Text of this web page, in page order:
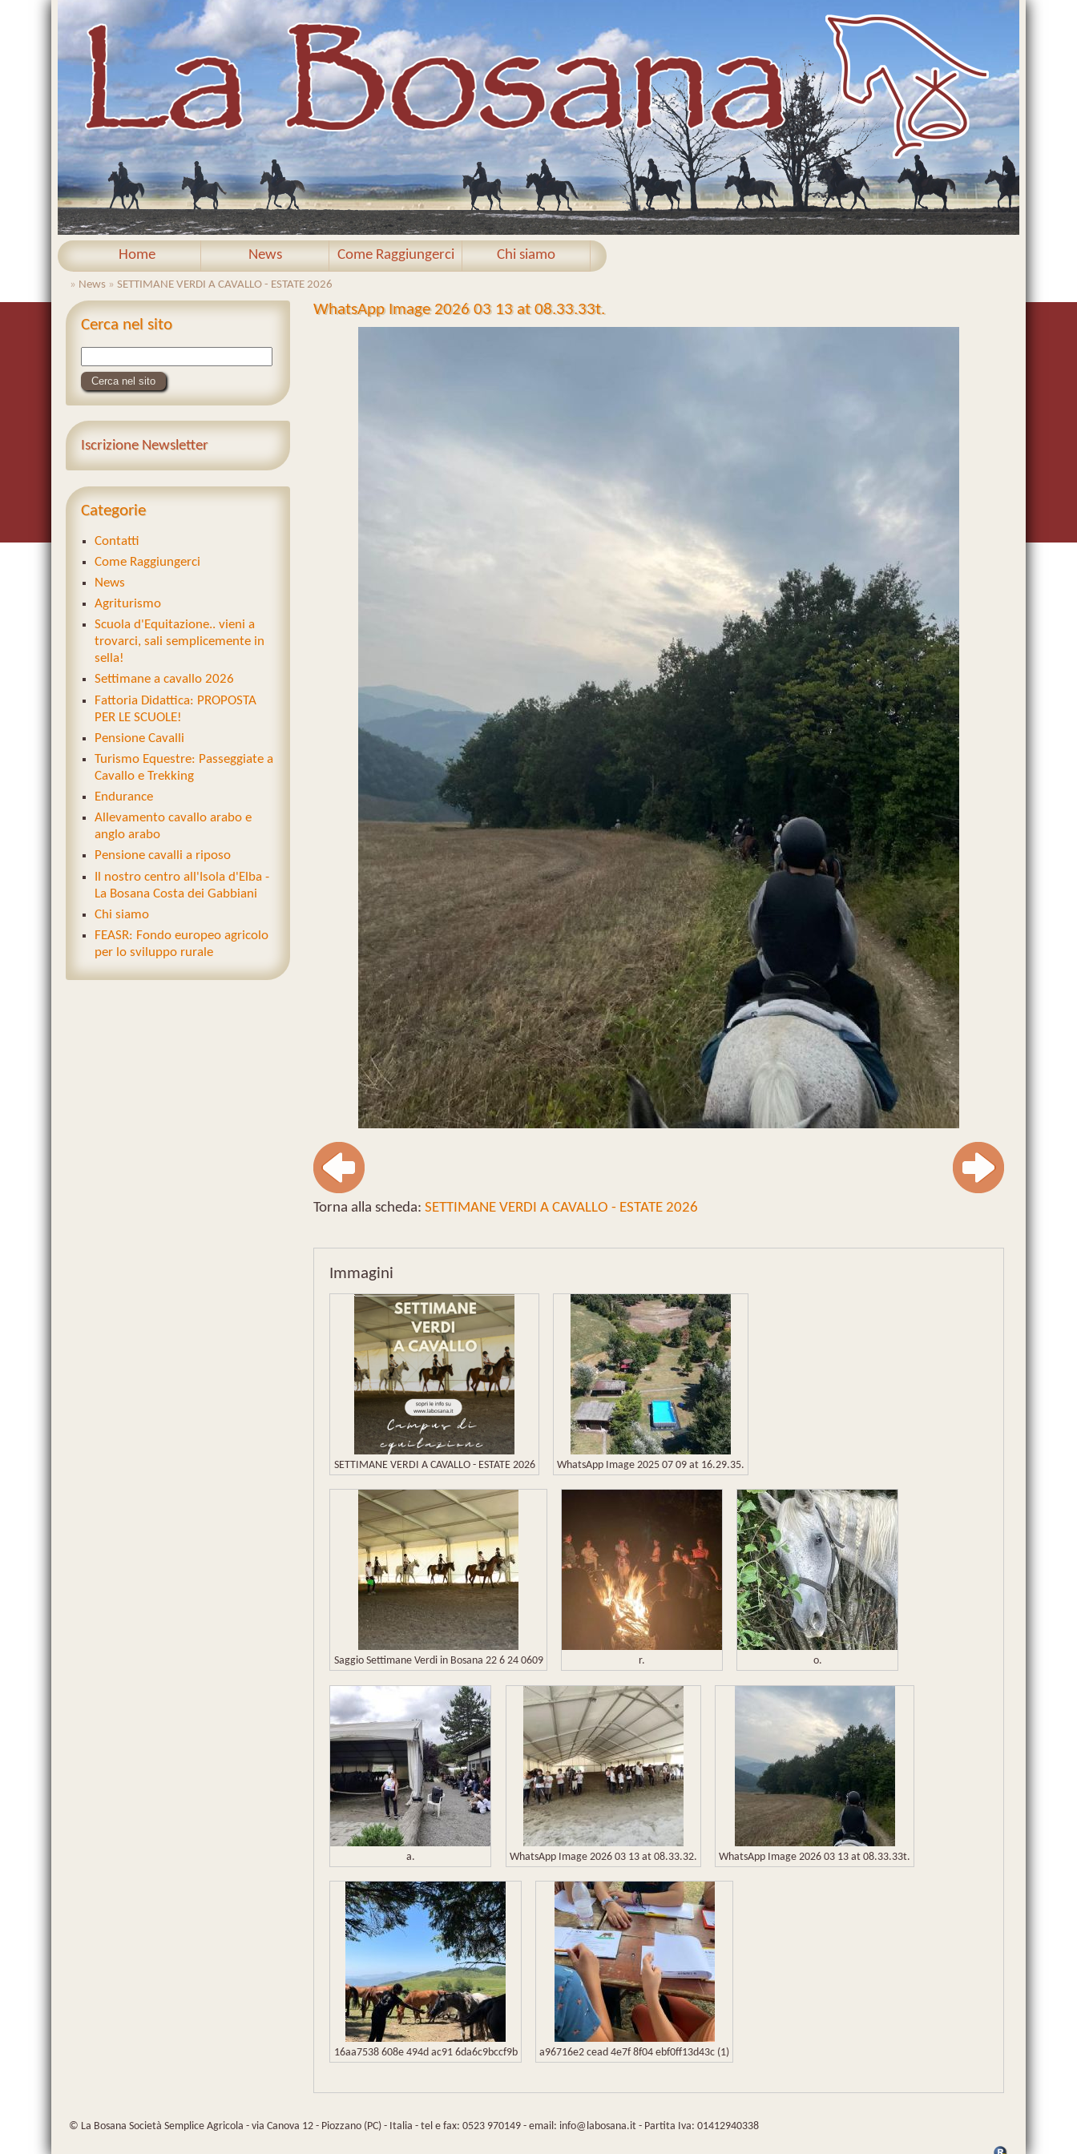
Home News Come Raggiungerci Chi siamo
» News »SETTIMANE VERDI A CAVALLO - ESTATE 2026
WhatsApp Image 2026 03 13 at 08.33.33t.
Torna alla scheda:SETTIMANE VERDI A CAVALLO - ESTATE 2026
Immagini
SETTIMANE VERDI A CAVALLO - ESTATE 2026 WhatsApp Image 2025 07 09 at 16.29.35.
Saggio Settimane Verdi in Bosana 22 6 24 0609 r. o.
a. WhatsApp Image 2026 03 13 at 08.33.32. WhatsApp Image 2026 03 13 at 08.33.33t.
16aa7538 608e 494d ac91 6da6c9bccf9b a96716e2 cead 4e7f 8f04 ebf0ff13d43c (1)
Cerca nel sito
Iscrizione Newsletter
Categorie
Contatti
Come Raggiungerci
News
Agriturismo
Scuola d'Equitazione.. vieni a
trovarci, sali semplicemente in
sella!
Settimane a cavallo 2026
Fattoria Didattica: PROPOSTA
PER LE SCUOLE!
Pensione Cavalli
Turismo Equestre: Passeggiate a
Cavallo e Trekking
Endurance
Allevamento cavallo arabo e
anglo arabo
Pensione cavalli a riposo
Il nostro centro all'Isola d'Elba -
La Bosana Costa dei Gabbiani
Chi siamo
FEASR: Fondo europeo agricolo
per lo sviluppo rurale
© La Bosana Società Semplice Agricola - via Canova 12 - Piozzano (PC) - Italia - tel e fax: 0523 970149 - email: info@labosana.it - Partita Iva: 01412940338